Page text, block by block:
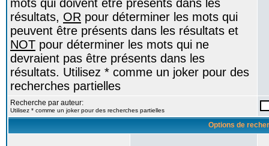
mots qui doivent être présents dans les
résultats, OR pour déterminer les mots qui
peuvent être présents dans les résultats et
NOT pour déterminer les mots qui ne
devraient pas être présents dans les
résultats. Utilisez * comme un joker pour des
recherches partielles
Recherche par auteur:
Utilisez * comme un joker pour des recherches partielles
Options de